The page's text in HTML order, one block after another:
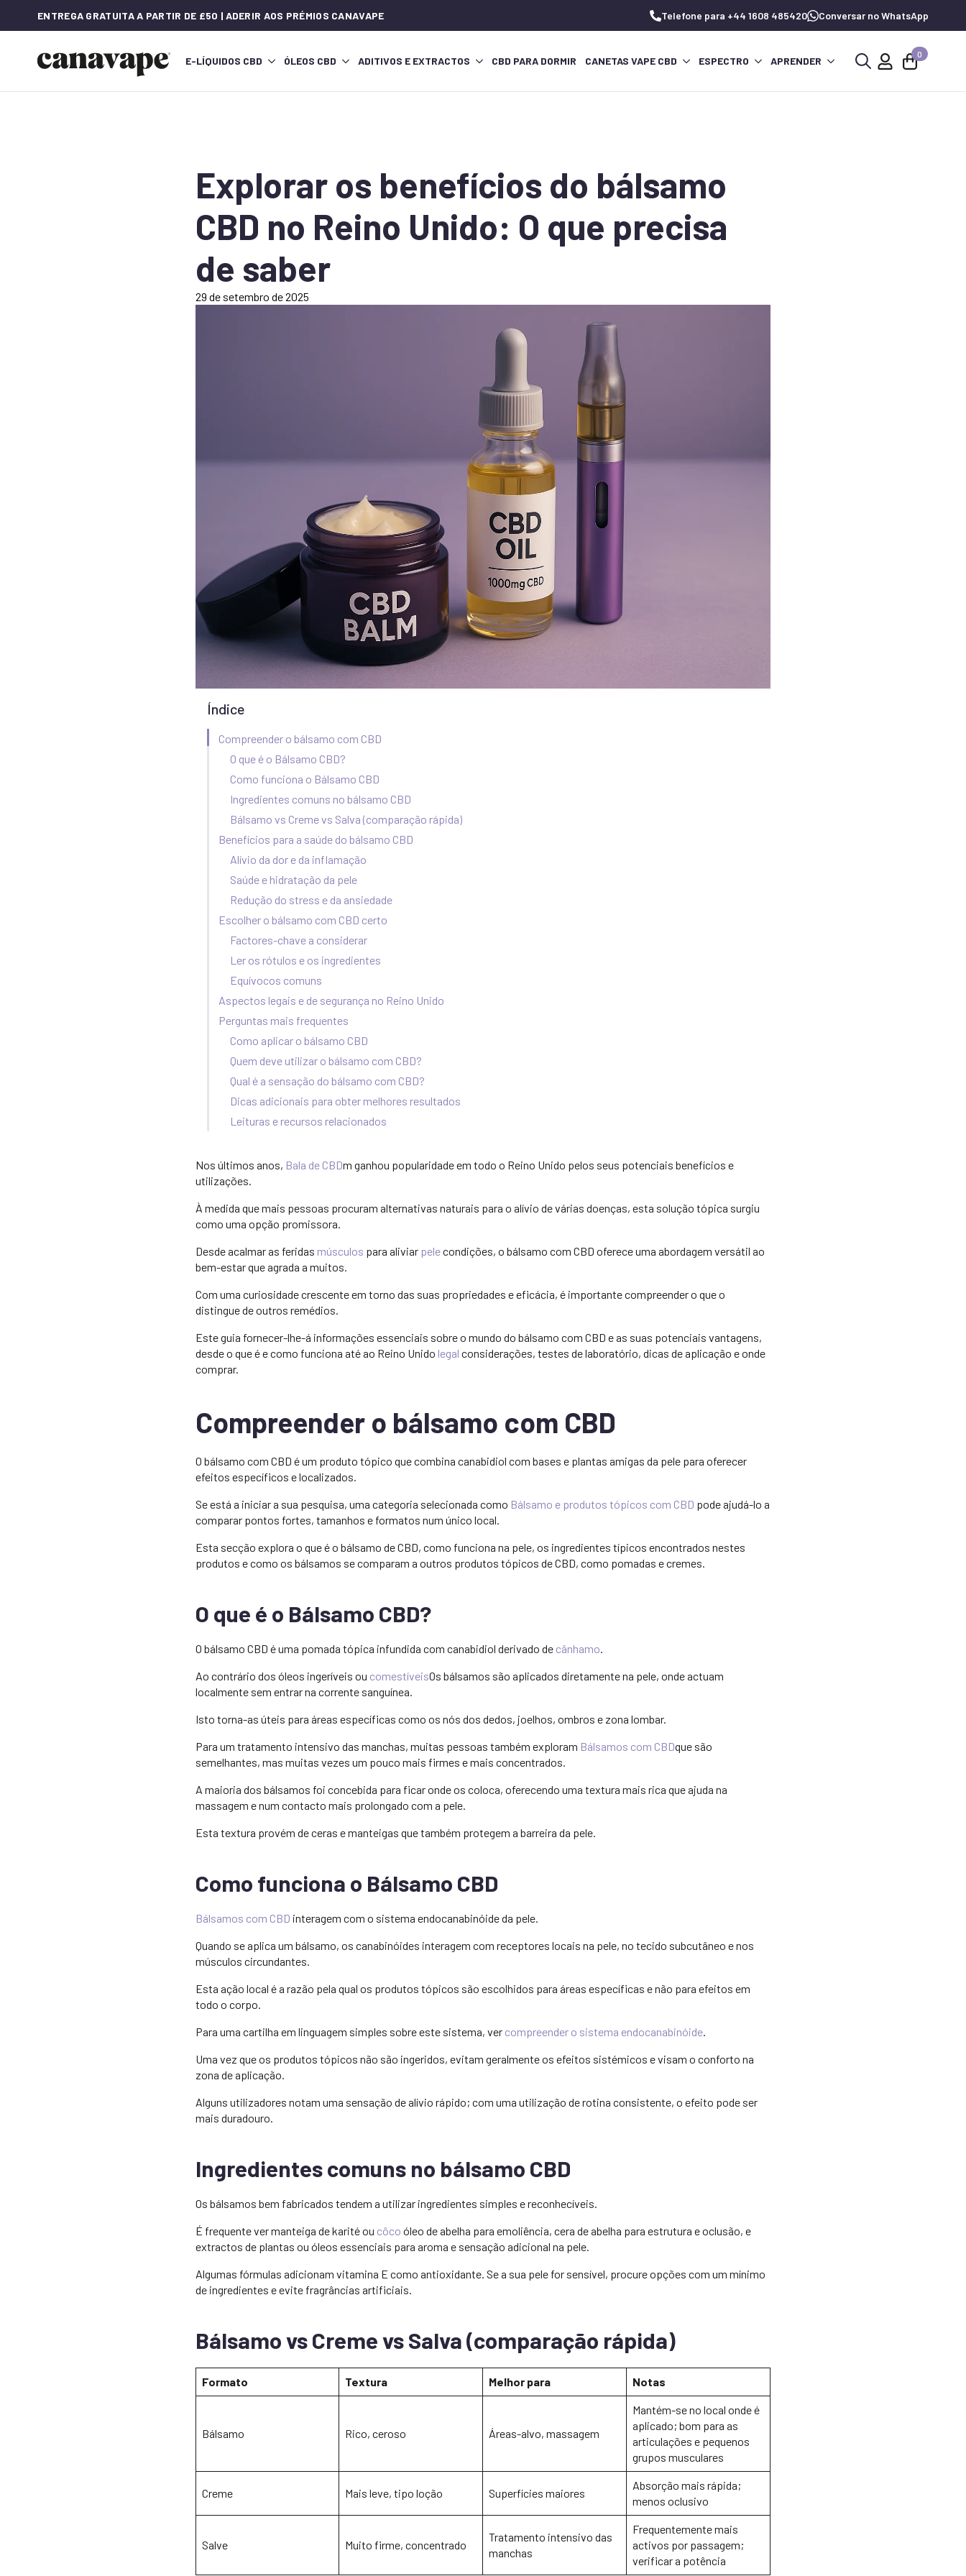
ENTREGA GRATUITA A PARTIR DE £50 | ADERIR AOS PRÉMIOS CANAVAPE Telefone para +44 1608 485420 Conversar no WhatsApp
E-LÍQUIDOS CBD ÓLEOS CBD ADITIVOS E EXTRACTOS CBD PARA DORMIR CANETAS VAPE CBD ESPECTRO APRENDER
0
Explorar os benefícios do bálsamo
CBD no Reino Unido: O que precisa
de saber
29 de setembro de 2025
Índice
Compreender o bálsamo com CBD
O que é o Bálsamo CBD?
Como funciona o Bálsamo CBD
Ingredientes comuns no bálsamo CBD
Bálsamo vs Creme vs Salva (comparação rápida)
Benefícios para a saúde do bálsamo CBD
Alívio da dor e da inflamação
Saúde e hidratação da pele
Redução do stress e da ansiedade
Escolher o bálsamo com CBD certo
Factores-chave a considerar
Ler os rótulos e os ingredientes
Equívocos comuns
Aspectos legais e de segurança no Reino Unido
Perguntas mais frequentes
Como aplicar o bálsamo CBD
Quem deve utilizar o bálsamo com CBD?
Qual é a sensação do bálsamo com CBD?
Dicas adicionais para obter melhores resultados
Leituras e recursos relacionados
Nos últimos anos, Bala de CBDm ganhou popularidade em todo o Reino Unido pelos seus potenciais benefícios e
utilizações.
À medida que mais pessoas procuram alternativas naturais para o alívio de várias doenças, esta solução tópica surgiu
como uma opção promissora.
Desde acalmar as feridas músculos para aliviar pelecondições, o bálsamo com CBD oferece uma abordagem versátil ao
bem-estar que agrada a muitos.
Com uma curiosidade crescente em torno das suas propriedades e eficácia, é importante compreender o que o
distingue de outros remédios.
Este guia fornecer-lhe-á informações essenciais sobre o mundo do bálsamo com CBD e as suas potenciais vantagens,
desde o que é e como funciona até ao Reino Unido legal considerações, testes de laboratório, dicas de aplicação e onde
comprar.
Compreender o bálsamo com CBD
O bálsamo com CBD é um produto tópico que combina canabidiol com bases e plantas amigas da pele para oferecer
efeitos específicos e localizados.
Se está a iniciar a sua pesquisa, uma categoria selecionada como Bálsamo e produtos tópicos com CBD pode ajudá-lo a
comparar pontos fortes, tamanhos e formatos num único local.
Esta secção explora o que é o bálsamo de CBD, como funciona na pele, os ingredientes típicos encontrados nestes
produtos e como os bálsamos se comparam a outros produtos tópicos de CBD, como pomadas e cremes.
O que é o Bálsamo CBD?
O bálsamo CBD é uma pomada tópica infundida com canabidiol derivado de cânhamo
Ao contrário dos óleos ingeríveis ou comestíveisOs bálsamos são aplicados diretamente na pele, onde actuam
localmente sem entrar na corrente sanguínea.
Isto torna-as úteis para áreas específicas como os nós dos dedos, joelhos, ombros e zona lombar.
Para um tratamento intensivo das manchas, muitas pessoas também exploram Bálsamos com CBDque são
semelhantes, mas muitas vezes um pouco mais firmes e mais concentrados.
A maioria dos bálsamos foi concebida para ficar onde os coloca, oferecendo uma textura mais rica que ajuda na
massagem e num contacto mais prolongado com a pele.
Esta textura provém de ceras e manteigas que também protegem a barreira da pele.
Como funciona o Bálsamo CBD
Bálsamos com CBD interagem com o sistema endocanabinóide da pele.
Quando se aplica um bálsamo, os canabinóides interagem com receptores locais na pele, no tecido subcutâneo e nos
músculos circundantes.
Esta ação local é a razão pela qual os produtos tópicos são escolhidos para áreas específicas e não para efeitos em
todo o corpo.
Para uma cartilha em linguagem simples sobre este sistema, ver compreender o sistema endocanabinóide
Uma vez que os produtos tópicos não são ingeridos, evitam geralmente os efeitos sistémicos e visam o conforto na
zona de aplicação.
Alguns utilizadores notam uma sensação de alívio rápido; com uma utilização de rotina consistente, o efeito pode ser
mais duradouro.
Ingredientes comuns no bálsamo CBD
Os bálsamos bem fabricados tendem a utilizar ingredientes simples e reconhecíveis.
É frequente ver manteiga de karité ou côco óleo de abelha para emoliência, cera de abelha para estrutura e oclusão, e
extractos de plantas ou óleos essenciais para aroma e sensação adicional na pele.
Algumas fórmulas adicionam vitamina E como antioxidante. Se a sua pele for sensível, procure opções com um mínimo
de ingredientes e evite fragrâncias artificiais.
Bálsamo vs Creme vs Salva (comparação rápida)
Formato Textura Melhor para Notas
Bálsamo Rico, ceroso Áreas-alvo, massagem
Mantém-se no local onde é
aplicado; bom para as
articulações e pequenos
grupos musculares
Creme Mais leve, tipo loção Superfícies maiores
Absorção mais rápida;
menos oclusivo
Salve Muito firme, concentrado
Tratamento intensivo das
manchas
Frequentemente mais
activos por passagem;
verificar a potência